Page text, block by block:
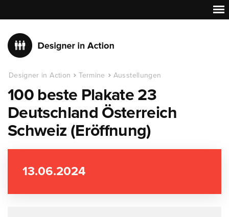
Designer in Action Termine Ausstellungen
100 beste Plakate 23
Deutschland Österreich
Schweiz (Eröffnung)
13.06.2024